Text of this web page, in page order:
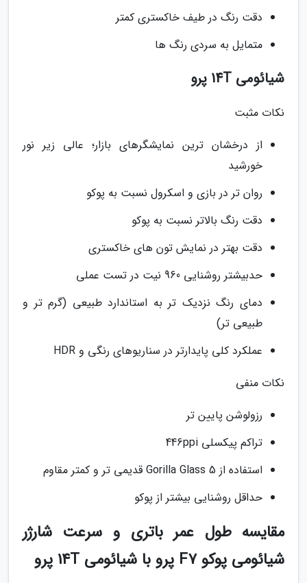
دقت رنگ در طیف خاکستری کمتر
متمایل به سردی رنگ ها
شیائومی 14T پرو
نکات مثبت
از درخشان ترین نمایشگرهای بازار؛ عالی زیر نور
خورشید
روان تر در بازی و اسکرول نسبت به پوکو
دقت رنگ بالاتر نسبت به پوکو
دقت بهتر در نمایش تون های خاکستری
حدبیشتر روشنایی 960 نیت در تست عملی
دمای رنگ نزدیک تر به استاندارد طبیعی (گرم تر و
طبیعی تر)
عملکرد کلی پایدارتر در سناریوهای رنگی و HDR
نکات منفی
رزولوشن پایین تر
تراکم پیکسلی 446ppi
استفاده از Gorilla Glass 5 قدیمی تر و کمتر مقاوم
حداقل روشنایی بیشتر از پوکو
مقایسه طول عمر باتری و سرعت شارژر
شیائومی پوکو F7 پرو با شیائومی 14T پرو